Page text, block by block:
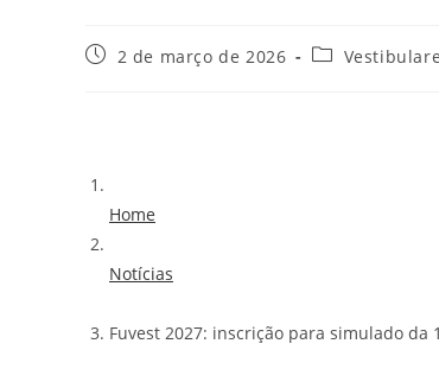
Post2 de março de 2026
Categoria
Home
Notícias
Fuvest 2027: inscrição para simulado da